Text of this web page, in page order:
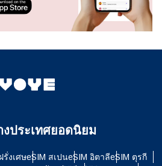
งประเทศยอดนิยม
รั่งเศษeSIM สเปนeSIM อิตาลีeSIM ตุรกี